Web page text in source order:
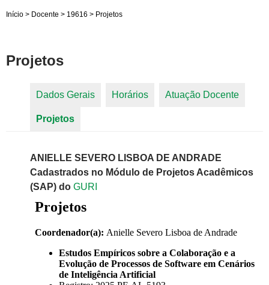
Início > Docente > 19616 > Projetos
Projetos
Dados Gerais Horários Atuação Docente
Projetos
ANIELLE SEVERO LISBOA DE ANDRADE
Cadastrados no Módulo de Projetos Acadêmicos
(SAP) do GURI